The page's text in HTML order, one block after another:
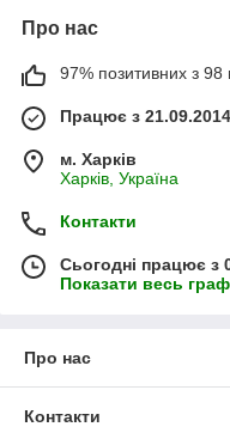
Про нас
97% позитивних з 98
Працює з 21.09.2014
м. Харків
Харків, Україна
Контакти
Сьогодні працює з
Показати весь
Про нас
Контакти